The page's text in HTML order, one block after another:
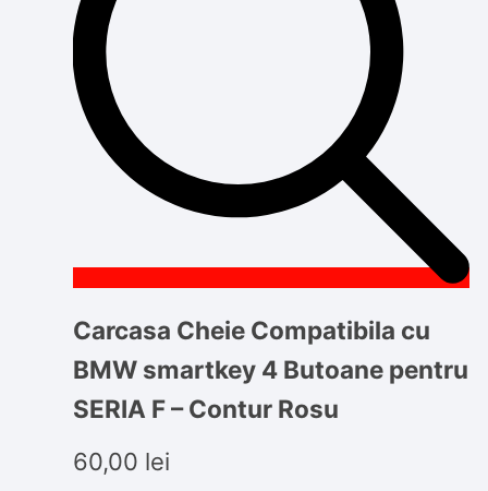
Carcasa Cheie Compatibila cu
BMW smartkey 4 Butoane pentru
SERIA F – Contur Rosu
60,00 lei